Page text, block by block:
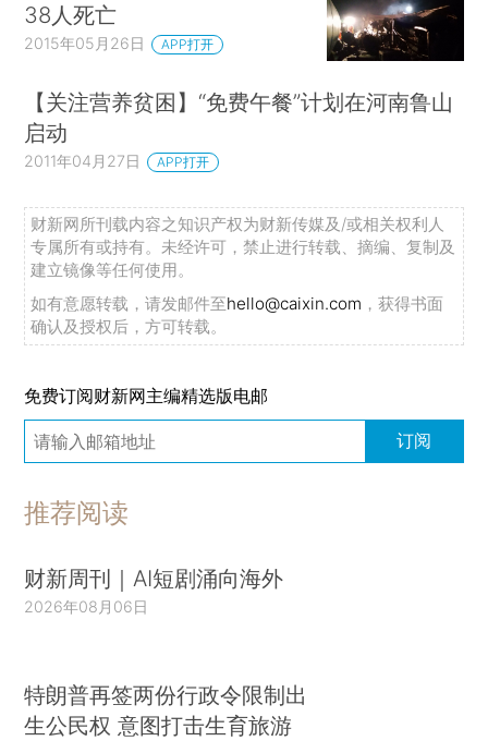
38人死亡
2015年05月26日 APP打开
【关注营养贫困】“免费午餐”计划在河南鲁山
启动
2011年04月27日 APP打开
财新网所刊载内容之知识产权为财新传媒及/或相关权利人
专属所有或持有。未经许可，禁止进行转载、摘编、复制及
建立镜像等任何使用。
如有意愿转载，请发邮件至hello@caixin.com ，获得书面
确认及授权后，方可转载。
免费订阅财新网主编精选版电邮
订阅
推荐阅读
财新周刊｜AI短剧涌向海外
2026年08月06日
特朗普再签两份行政令限制出
生公民权 意图打击生育旅游